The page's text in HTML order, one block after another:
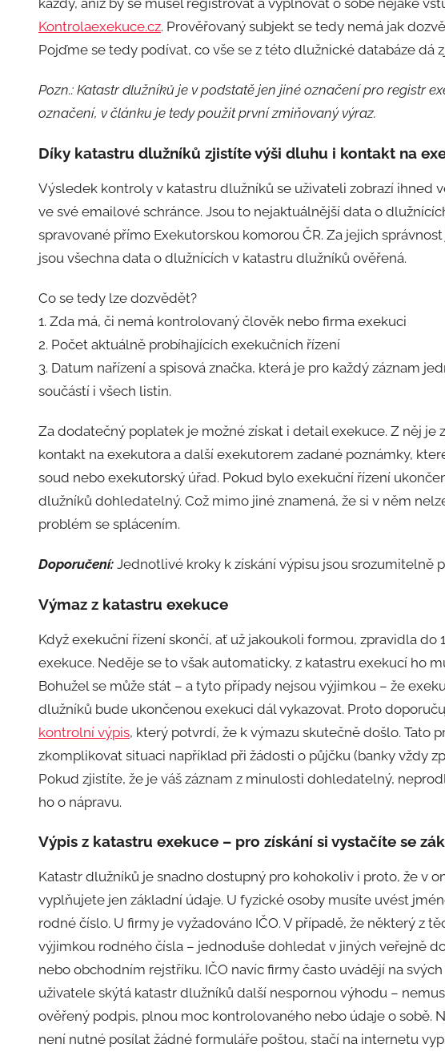
:
a
d
i
n
každý, aniž by se musel registrovat a vyplňovat o sobě nějaké
Kontrolaexekuce.cz. Prověřovaný subjekt se tedy nemá jak
Pojďme se tedy podívat, co vše se z této dlužnické databáze dá
Pozn.: Katastr dlužníků je v podstatě jen jiné označení pro registr
označení, v článku je tedy použit první zmiňovaný výraz.
Díky katastru dlužníků zjistíte výši dluhu i kontakt na
Výsledek kontroly v katastru dlužníků se uživateli zobrazí ihned
ve své emailové schránce. Jsou to nejaktuálnější data o
spravované přímo Exekutorskou komorou ČR. Za jejich
jsou všechna data o dlužnících v katastru dlužníků ověřená.
Co se tedy lze dozvědět?
1. Zda má, či nemá kontrolovaný člověk nebo firma exekuci
2. Počet aktuálně probíhajících exekučních řízení
3. Datum nařízení a spisová značka, která je pro každý záznam
součástí i všech listin.
Za dodatečný poplatek je možné získat i detail exekuce. Z něj je
kontakt na exekutora a další exekutorem zadané poznámky,
soud nebo exekutorský úřad. Pokud bylo exekuční řízení
dlužníků dohledatelný. Což mimo jiné znamená, že si v něm
problém se splácením.
Doporučení: Jednotlivé kroky k získání výpisu jsou srozumitelně
Výmaz z katastru exekuce
Když exekuční řízení skončí, ať už jakoukoli formou, zpravidla do
exekuce. Neděje se to však automaticky, z katastru exekucí ho
Bohužel se může stát – a tyto případy nejsou výjimkou – že
dlužníků bude ukončenou exekuci dál vykazovat. Proto
kontrolní výpis, který potvrdí, že k výmazu skutečně došlo. Tato
zkomplikovat situaci například při žádosti o půjčku (banky vždy
Pokud zjistíte, že je váš záznam z minulosti dohledatelný,
ho o nápravu.
Výpis z katastru exekuce – pro získání si vystačíte se
Katastr dlužníků je snadno dostupný pro kohokoliv i proto, že v
vyplňujete jen základní údaje. U fyzické osoby musíte uvést
rodné číslo. U firmy je vyžadováno IČO. V případě, že některý z
výjimkou rodného čísla – jednoduše dohledat v jiných veřejně
nebo obchodním rejstříku. IČO navíc firmy často uvádějí na
uživatele skýtá katastr dlužníků další nespornou výhodu –
ověřený podpis, plnou moc kontrolovaného nebo údaje o sobě.
není nutné posílat žádné formuláře poštou, stačí na internetu